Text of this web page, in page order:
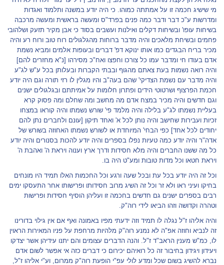
מי שישיג חכמה זו על אמתתה כמוהו. כי היה יודע במשנה ותלמוד ואגדות
ומדרשות ע"כ דבר ודבר כמה פנים בפרד"ס ומעשה בראשית ומעשה מרכבה
בשיחות עופו' ובשיחות דקלים ואילנות ועשבים בסוד כי אבן מקיר תזעק ושלהובי
פחמים ובשיחת מלאכים והיה מדבר ברוחות מהגלגולים רוח טוב ורוח רע והיה
מכיר בריח הבגדים כמו אותו ינוקא דפ' דברים ובעופות אלמים ומביא נשמת
אדם בעודו חי ומדבר עמו כל צורכו וחפצו ואח"כ מסירהו [נ"א מחזרים להם]
והיה רואה נשמות בעת צאתם מהגוף ובבתי הקברות ובעלותן בכל ע"ש לג"ע
והיה מדבר עם נשמת הצדיקי' שהם בעה"ב והיו מגלין לו רזי תורה וגם היה יודע
חכמת הפרצוף ושרטוטי הידים ופתרון חלומות על אמיתתם ובגלגולים ישנים
וגם חדשים והיה מכיר במצח אדם מה מחשב ומה שחלם ומה פסוק קרא
בעליית נשמתו לג"ע בלילה והיה מלמד פי' שורש נשמתו והיה קוראו במצחו
זכיות ועבירות שחישב והיה נותן לכל א' ואחד תיקון [עונם ולחברים נתן להם
יחודים לכל אחד] כפי הבחי' המיוחדת או לשורש נשמתו האחוזה בשורש של
אדה"ר והיה יודע כמה טעיות נפלו בספרים והיה יודע להכות בסנורים והיה יודע
כל מה ששנו החברים והיה מלא חסידות ודרך ארץ וענוה ויראת ה' ואהבת ה'
ויראת חטאו וכל מדות טובות ומע"ט היה בו.
וכל זה היה יודע בכל עת ובכל שעה ורגע וכל החכמות האלו תמיד היו מונחים
בחיקו ועיני ראו ולא זר וכל זה השיג מרוב חסידותו ופרישותו אחר התעסקו ימים
רבים בספרים ישנים גם חדשים בחכמה זו ועליהן הוסיף חסידות ופרישות
וטהרה וקדושה וזהו הביאו לידי רוה"ק.
והיה אליהו ז"ל נגלה לו תמיד וזה ידעתי מפיו באמונה ואף אם אין גילוי בדורינו
זה לנביא וחוזה אפ"ה לא נמנע רוה"ק מלהיות מרחפת על פניו המאירות הראוין
לו, כמ"ש מענין הראב"ד ז"ל. והנה הדברים עצומים והם יתנו עידיהן אשר יצדקו
ויעידון ויגידון בחיבור זה כל רואיהם יכירום כי דברים כזה אי אפשר לשום אדם
נברא להשיג בשום שכל ומדע לולי עפ"י הופעת רוה"ק ממרום, וע"י אליהו ז"ל,